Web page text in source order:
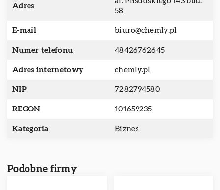
Adres
58
E-mail biuro@chemly.pl
Numer telefonu 48426762645
Adres internetowy chemly.pl
NIP 7282794580
REGON 101659235
Kategoria Biznes
Podobne firmy